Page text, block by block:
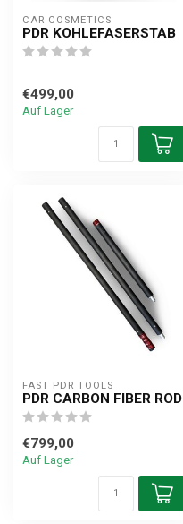
CAR COSMETICS
PDR KOHLEFASERSTAB
€499,00
Auf Lager
FAST PDR TOOLS
PDR CARBON FIBER ROD
€799,00
Auf Lager